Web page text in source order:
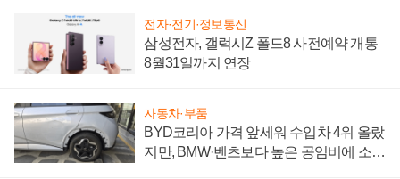
전자·전기·정보통신
삼성전자, 갤럭시Z 폴드8 사전예약 개통
8월31일까지 연장
자동차·부품
BYD코리아 가격 앞세워 수입차 4위 올랐
지만, BMW·벤츠보다 높은 공임비에 소비